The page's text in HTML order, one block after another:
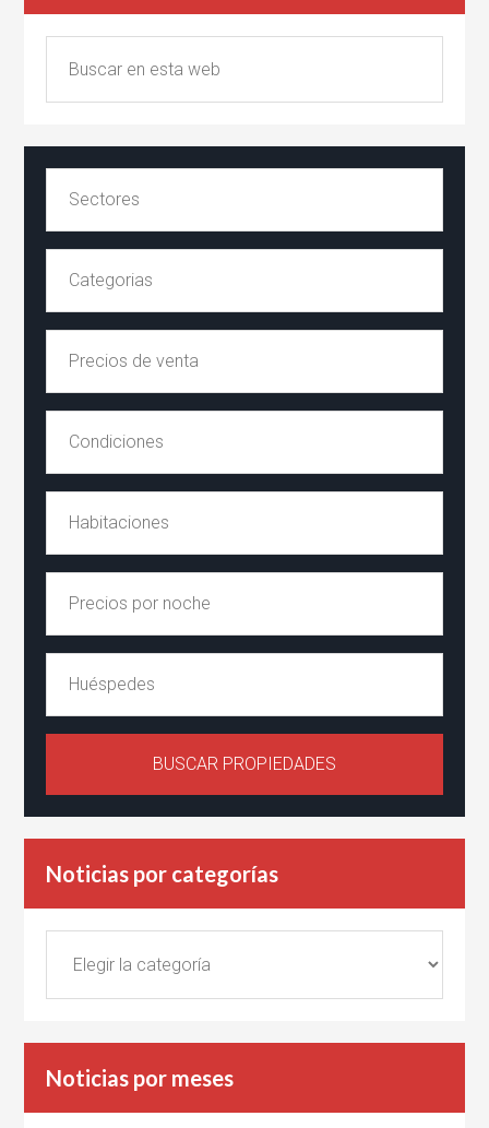
Noticias por categorías
categorías
Noticias por meses